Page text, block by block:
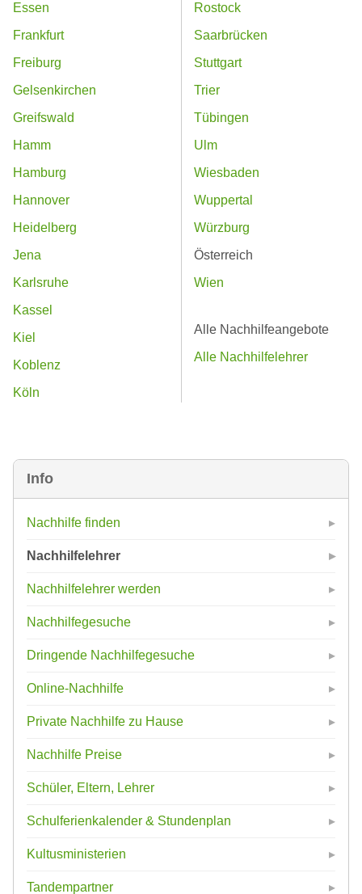
Info
Nachhilfe finden
Nachhilfelehrer
Nachhilfelehrer werden
Nachhilfegesuche
Dringende Nachhilfegesuche
Online-Nachhilfe
Private Nachhilfe zu Hause
Nachhilfe Preise
Schüler, Eltern, Lehrer
Schulferienkalender & Stundenplan
Kultusministerien
Tandempartner
Essen
Frankfurt
Freiburg
Gelsenkirchen
Greifswald
Hamm
Hamburg
Hannover
Heidelberg
Jena
Karlsruhe
Kassel
Kiel
Koblenz
Köln
Rostock
Saarbrücken
Stuttgart
Trier
Tübingen
Ulm
Wiesbaden
Wuppertal
Würzburg
Österreich
Wien
Alle Nachhilfeangebote
Alle Nachhilfelehrer